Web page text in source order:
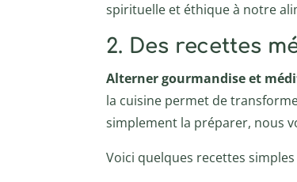
spirituelle et éthique à notre
2. Des recettes
Alterner gourmandise et
la cuisine permet de
simplement la préparer, nous
Voici quelques recettes